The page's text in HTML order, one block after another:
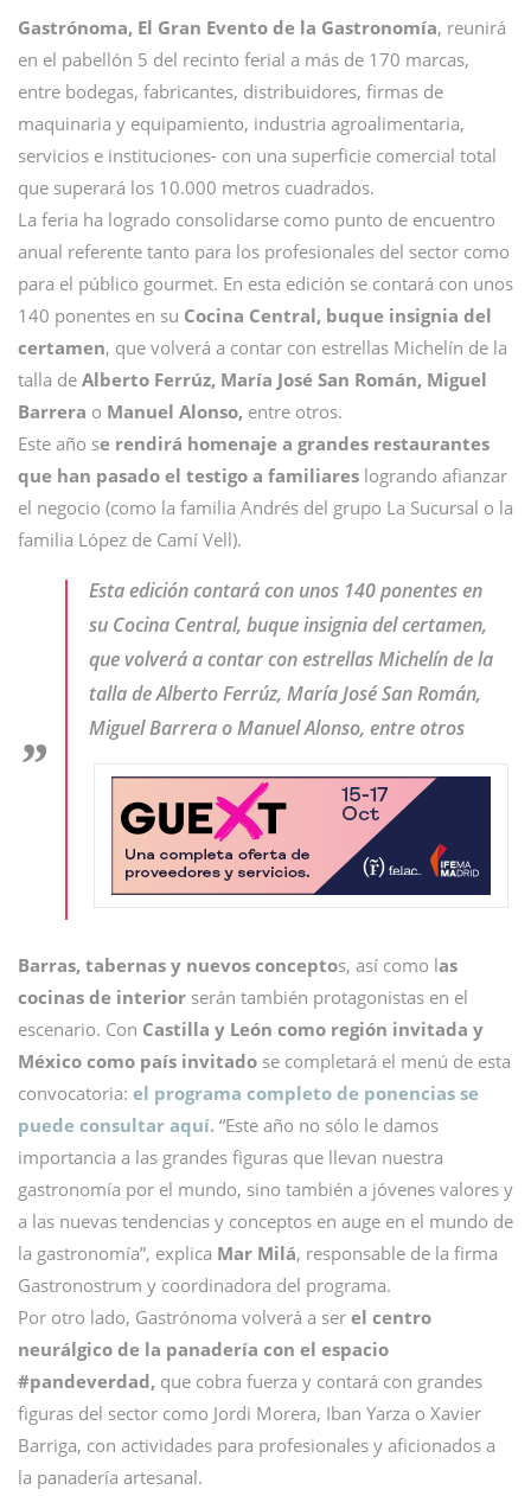
Gastrónoma, El Gran Evento de la Gastronomía, reunirá
en el pabellón 5 del recinto ferial a más de 170 marcas,
entre bodegas, fabricantes, distribuidores, firmas de
maquinaria y equipamiento, industria agroalimentaria,
servicios e instituciones- con una superficie comercial total
que superará los 10.000 metros cuadrados.
La feria ha logrado consolidarse como punto de encuentro
anual referente tanto para los profesionales del sector como
para el público gourmet. En esta edición se contará con unos
140 ponentes en su Cocina Central, buque insignia del
certamen, que volverá a contar con estrellas Michelín de la
talla de Alberto Ferrúz, María José San Román, Miguel
Barrera o Manuel Alonso, entre otros.
Este año se rendirá homenaje a grandes restaurantes
que han pasado el testigo a familiares logrando afianzar
el negocio (como la familia Andrés del grupo La Sucursal o la
familia López de Camí Vell).
Esta edición contará con unos 140 ponentes en
su Cocina Central, buque insignia del certamen,
que volverá a contar con estrellas Michelín de la
talla de Alberto Ferrúz, María José San Román,
Miguel Barrera o Manuel Alonso, entre otros
Barras, tabernas y nuevos conceptos, así como las
cocinas de interior serán también protagonistas en el
escenario. Con Castilla y León como región invitada y
México como país invitado se completará el menú de esta
convocatoria: el programa completo de ponencias se
puede consultar aquí. “Este año no sólo le damos
importancia a las grandes figuras que llevan nuestra
gastronomía por el mundo, sino también a jóvenes valores y
a las nuevas tendencias y conceptos en auge en el mundo de
la gastronomía”, explica Mar Milá, responsable de la firma
Gastronostrum y coordinadora del programa.
Por otro lado, Gastrónoma volverá a ser el centro
neurálgico de la panadería con el espacio
#pandeverdad, que cobra fuerza y contará con grandes
figuras del sector como Jordi Morera, Iban Yarza o Xavier
Barriga, con actividades para profesionales y aficionados a
la panadería artesanal.